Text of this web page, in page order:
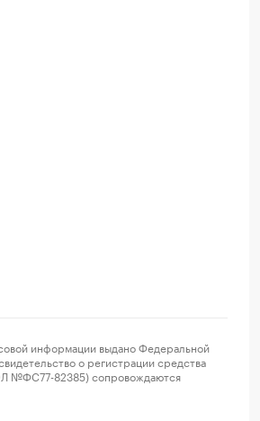
информации выдано Федеральной
о регистрации средства
№ФС77-82385) сопровождаются